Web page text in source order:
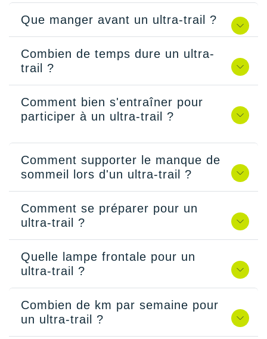
Que manger avant un ultra-trail ?
Combien de temps dure un ultra-
trail ?
Comment bien s'entraîner pour
participer à un ultra-trail ?
Comment supporter le manque de
sommeil lors d'un ultra-trail ?
Comment se préparer pour un
ultra-trail ?
Quelle lampe frontale pour un
ultra-trail ?
Combien de km par semaine pour
un ultra-trail ?